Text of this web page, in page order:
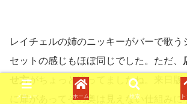
レイチェルの姉のニッキーがバーで歌う
セットの感じもほぼ同じでした。ただ、
せ方がちょっと違ってましたね。来日版
に扉があってその奥は見えない仕組み
メニュー ホーム 検索